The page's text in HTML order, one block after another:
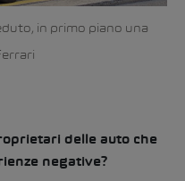
in primo piano una
delle auto che
negative?